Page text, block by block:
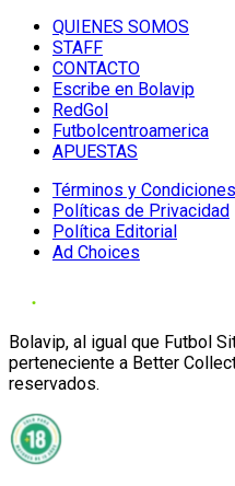
QUIENES SOMOS
STAFF
CONTACTO
Escribe en Bolavip
RedGol
Futbolcentroamerica
APUESTAS
Términos y Condiciones
Políticas de Privacidad
Política Editorial
Ad Choices
Bolavip, al igual que Futbol
perteneciente a Better
reservados.